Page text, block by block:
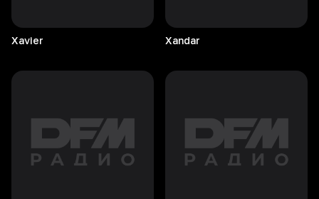
Xavier Xandar